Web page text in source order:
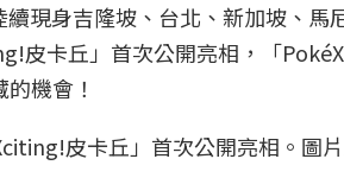
現身吉隆坡、台北、新加坡、馬
皮卡丘」首次公開亮相，「
機會！